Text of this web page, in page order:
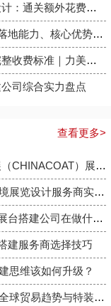
低价港澳展装暗藏套路！2026 跨境展览设计：通关额外花费避雷指南
力美会展展台设计实力全维度评测：硬核落地能力、核心优势与适配场景解析
2026 广州琶洲、保利世贸展台设计搭建完整收费标准｜力美会展分级包干报价，全程无隐形增项
司综合实力盘点
查看更多>
2026 广州展览公司一览！中国国际涂料展（CHINACOAT）展台设计搭建服务商推荐
海外展台设计搭建公司怎么选？2026年出境展览设计服务商实力全解析
企业参展从设计到撤展全流程指南：专业展台搭建公司在做什么？
建服务商选择技巧
思维该如何升级？
2026香港大型国际展设计服务商有哪些：全球贸易趋势与特装企业访谈